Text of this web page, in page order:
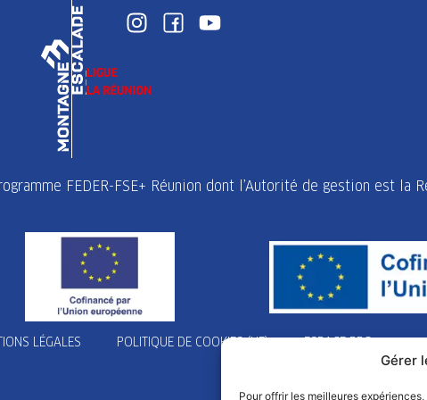
Gérer
Pour offrir les meilleures
FEDER-FSE+ Réunion dont l’Autorité de gestion est la
LÉGALES POLITIQUE DE COOKIES (UE) ESPACE PRO